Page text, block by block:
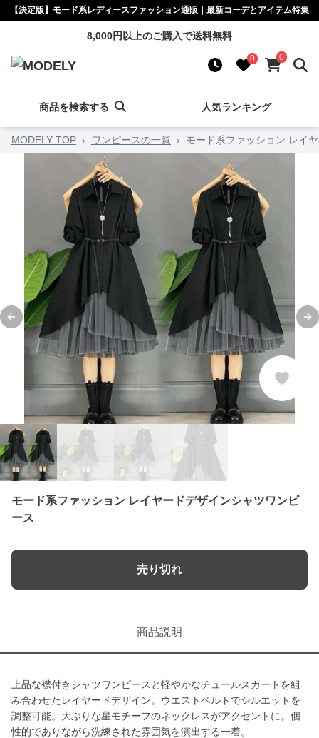
【決定版】モード系レディースファッション通販｜最新コーデとアイテム特集
8,000円以上のご購入で送料無料
0 0
商品を検索する 人気ランキング
MODELY TOP › ワンピースの一覧 › モード系ファッション レイ
Previous slide
モード系ファッション レイヤードデザインシャツワンピ
ース
売り切れ
商品説明
上品な襟付きシャツワンピースと軽やかなチュールスカートを組
み合わせたレイヤードデザイン。ウエストベルトでシルエットを
調整可能。大ぶりな星モチーフのネックレスがアクセントに。個
性的でありながら洗練された雰囲気を演出する一着。